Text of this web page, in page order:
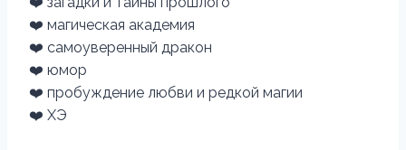
‍❤️‍ магическая академия
‍❤️‍ самоуверенный дракон
‍❤️‍ юмор
‍❤️‍ пробуждение любви и редкой магии
‍❤️‍ ХЭ